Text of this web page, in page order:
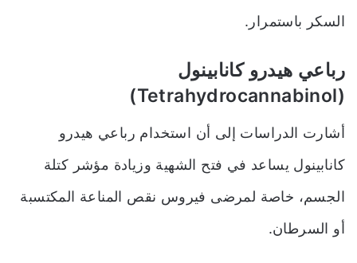
السكر باستمرار.
رباعي هيدرو كانابينول
(Tetrahydrocannabinol)
أشارت الدراسات إلى أن استخدام رباعي هيدرو
كانابينول يساعد في فتح الشهية وزيادة مؤشر كتلة
الجسم، خاصة لمرضى فيروس نقص المناعة المكتسبة
أو السرطان.